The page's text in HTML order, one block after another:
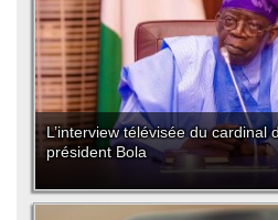
L’interview télévisée du cardinal
président Bola